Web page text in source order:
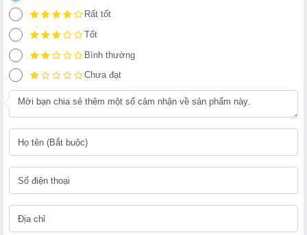
Rất tốt
Tốt
Bình thường
Chưa đạt